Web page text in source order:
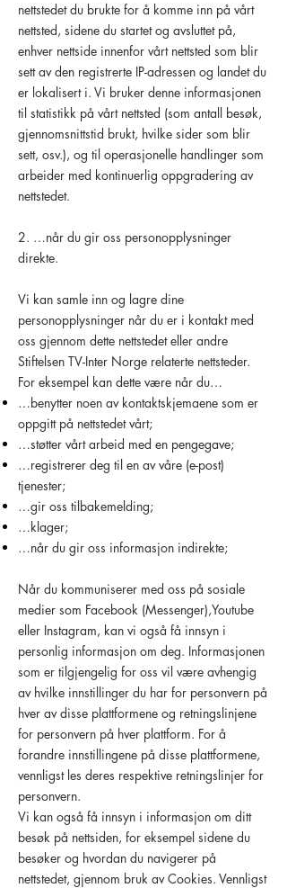
nettstedet du brukte for å komme inn på vårt
nettsted, sidene du startet og avsluttet på,
enhver nettside innenfor vårt nettsted som blir
sett av den registrerte IP-adressen og landet du
er lokalisert i. Vi bruker denne informasjonen
til statistikk på vårt nettsted (som antall besøk,
gjennomsnittstid brukt, hvilke sider som blir
sett, osv.), og til operasjonelle handlinger som
arbeider med kontinuerlig oppgradering av
nettstedet.
2. …når du gir oss personopplysninger
direkte.
Vi kan samle inn og lagre dine
personopplysninger når du er i kontakt med
oss gjennom dette nettstedet eller andre
Stiftelsen TV-Inter Norge relaterte nettsteder.
For eksempel kan dette være når du…
…benytter noen av kontaktskjemaene som er
oppgitt på nettstedet vårt;
…støtter vårt arbeid med en pengegave;
…registrerer deg til en av våre (e-post)
tjenester;
…gir oss tilbakemelding;
…klager;
…når du gir oss informasjon indirekte;
Når du kommuniserer med oss på sosiale
medier som Facebook (Messenger),Youtube
eller Instagram, kan vi også få innsyn i
personlig informasjon om deg. Informasjonen
som er tilgjengelig for oss vil være avhengig
av hvilke innstillinger du har for personvern på
hver av disse plattformene og retningslinjene
for personvern på hver plattform. For å
forandre innstillingene på disse plattformene,
vennligst les deres respektive retningslinjer for
personvern.
Vi kan også få innsyn i informasjon om ditt
besøk på nettsiden, for eksempel sidene du
besøker og hvordan du navigerer på
nettstedet, gjennom bruk av Cookies. Vennligst